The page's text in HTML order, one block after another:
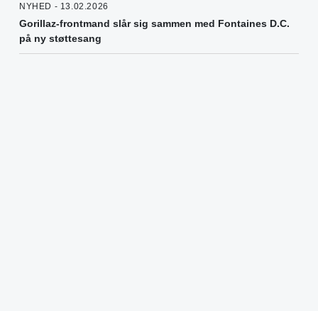
NYHED - 13.02.2026
Gorillaz-frontmand slår sig sammen med Fontaines D.C.
på ny støttesang